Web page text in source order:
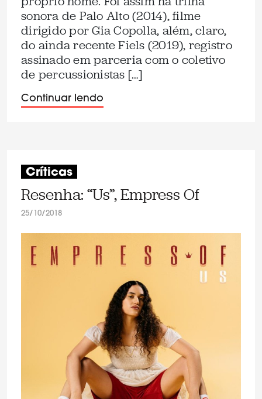
sonora de Palo Alto (2014), filme
dirigido por Gia Copolla, além, claro,
do ainda recente Fiels (2019), registro
assinado em parceria com o coletivo
de percussionistas […]
Continuar lendo
Críticas
Resenha: “Us”, Empress Of
25/10/2018